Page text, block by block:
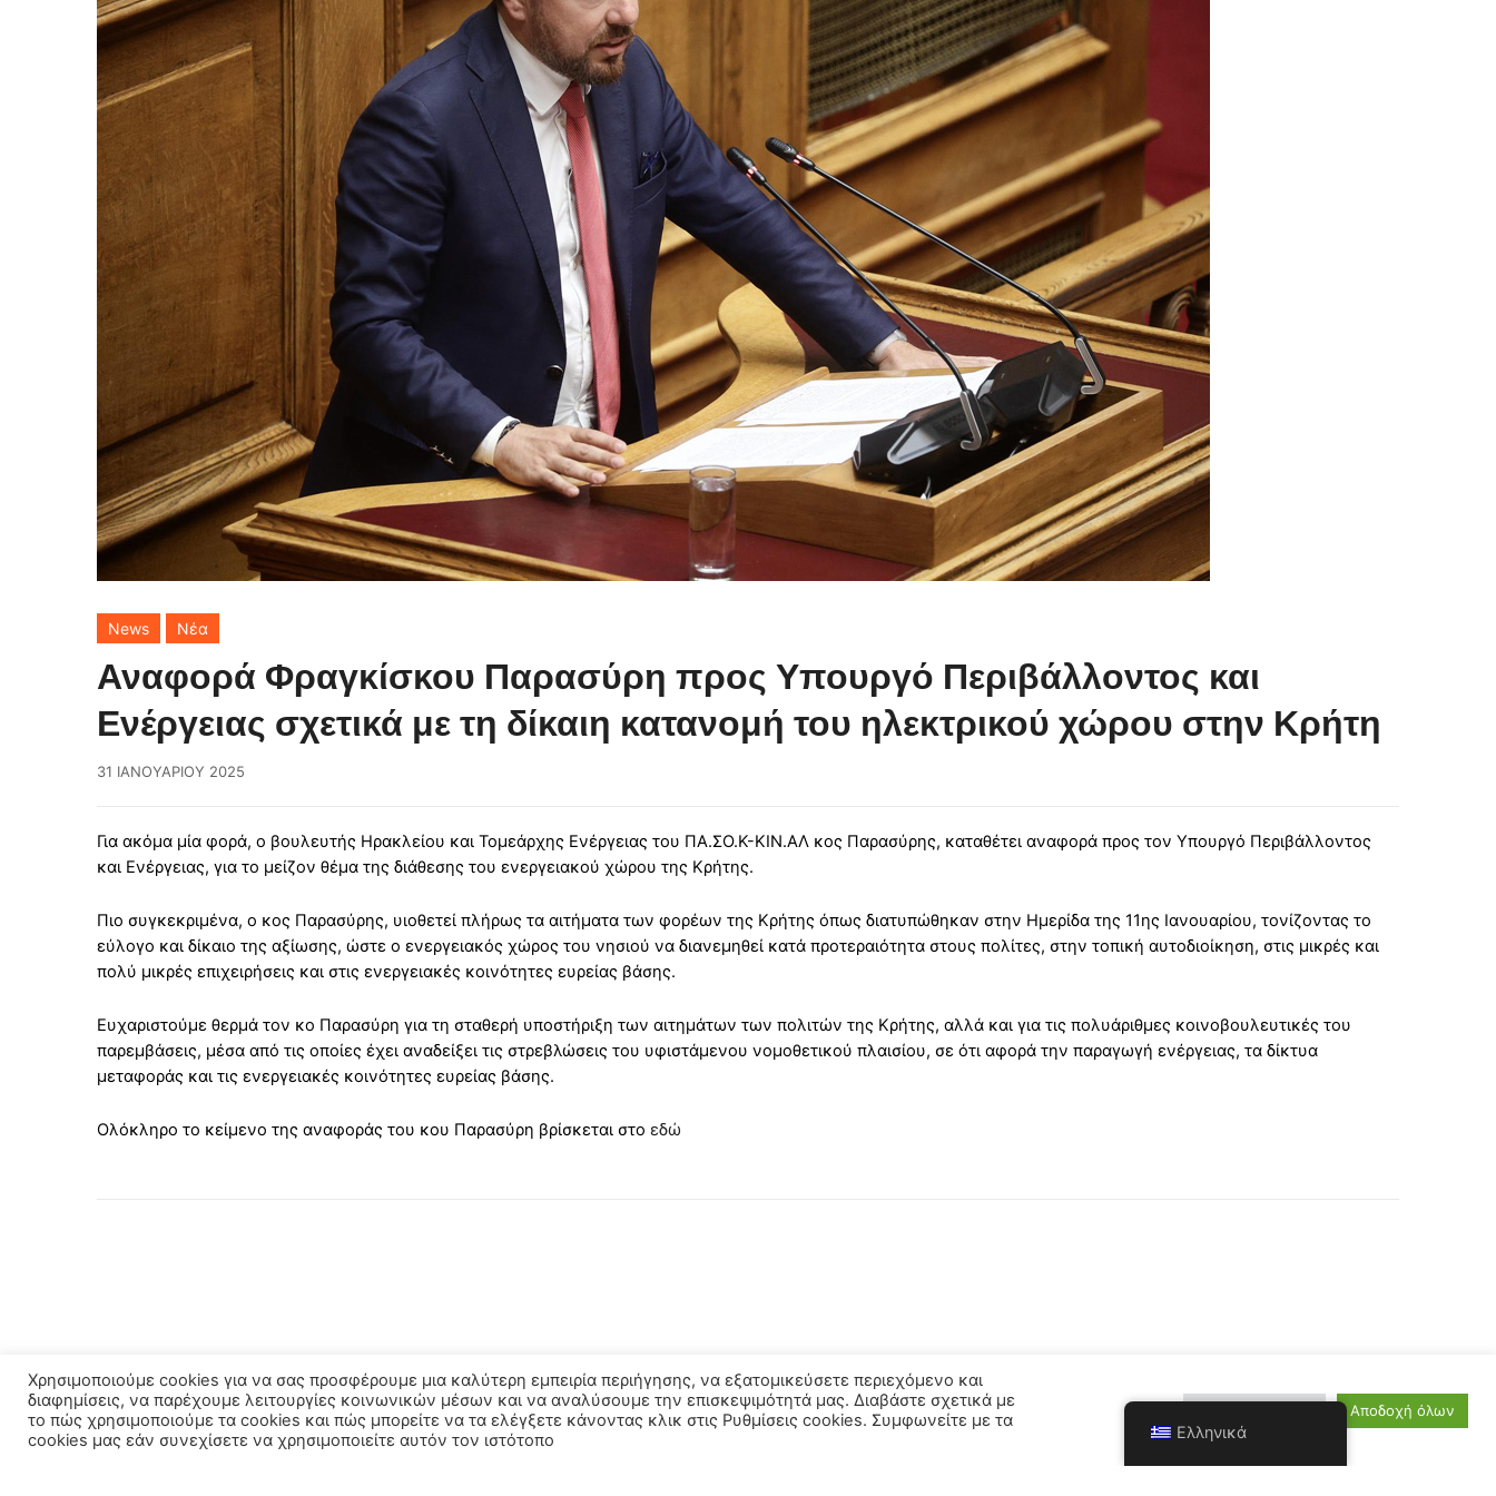
News Νέα
Αναφορά Φραγκίσκου Παρασύρη προς Υπουργό Περιβάλλοντος και
Ενέργειας σχετικά με τη δίκαιη κατανομή του ηλεκτρικού χώρου στην Κρήτη
31 ΙΑΝΟΥΑΡΊΟΥ 2025
Για ακόμα μία φορά, ο βουλευτής Ηρακλείου και Τομεάρχης Ενέργειας του ΠΑ.ΣΟ.Κ-ΚΙΝ.ΑΛ κος Παρασύρης, καταθέτει αναφορά προς τον Υπουργό Περιβάλλοντος
και Ενέργειας, για το μείζον θέμα της διάθεσης του ενεργειακού χώρου της Κρήτης.
Πιο συγκεκριμένα, ο κος Παρασύρης, υιοθετεί πλήρως τα αιτήματα των φορέων της Κρήτης όπως διατυπώθηκαν στην Ημερίδα της 11ης Ιανουαρίου, τονίζοντας το
εύλογο και δίκαιο της αξίωσης, ώστε ο ενεργειακός χώρος του νησιού να διανεμηθεί κατά προτεραιότητα στους πολίτες, στην τοπική αυτοδιοίκηση, στις μικρές και
πολύ μικρές επιχειρήσεις και στις ενεργειακές κοινότητες ευρείας βάσης.
Ευχαριστούμε θερμά τον κο Παρασύρη για τη σταθερή υποστήριξη των αιτημάτων των πολιτών της Κρήτης, αλλά και για τις πολυάριθμες κοινοβουλευτικές του
παρεμβάσεις, μέσα από τις οποίες έχει αναδείξει τις στρεβλώσεις του υφιστάμενου νομοθετικού πλαισίου, σε ότι αφορά την παραγωγή ενέργειας, τα δίκτυα
μεταφοράς και τις ενεργειακές κοινότητες ευρείας βάσης.
Ολόκληρο το κείμενο της αναφοράς του κου Παρασύρη βρίσκεται στο εδώ
Χρησιμοποιούμε cookies για να σας προσφέρουμε μια καλύτερη εμπειρία περιήγησης, να εξατομικεύσετε περιεχόμενο και
διαφημίσεις, να παρέχουμε λειτουργίες κοινωνικών μέσων και να αναλύσουμε την επισκεψιμότητά μας. Διαβάστε σχετικά με
το πώς χρησιμοποιούμε τα cookies και πώς μπορείτε να τα ελέγξετε κάνοντας κλικ στις Ρυθμίσεις cookies. Συμφωνείτε με τα
cookies μας εάν συνεχίσετε να χρησιμοποιείτε αυτόν τον ιστότοπο
Αποδοχή όλων
Ελληνικά